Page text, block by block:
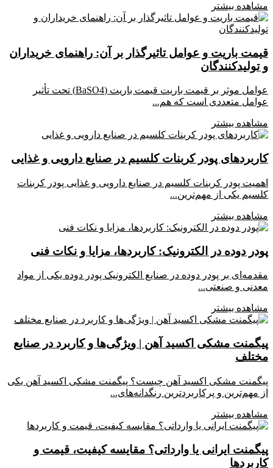
مشاهده بیشتر
قیمت باریت و عوامل تاثیرگذار بر آن: راهنمای خریداران
و تولیدکنندگان
عوامل موثر بر قیمت باریت قیمت باریت (BaSO4) تحت تأثیر
عوامل متعددی است که هم...
مشاهده بیشتر
کاربردهای پودر کربنات کلسیم در صنایع دارویی و غذایی
اهمیت پودر کربنات کلسیم در صنایع دارویی و غذایی پودر کربنات
کلسیم یکی از مهم‌ترین...
مشاهده بیشتر
پودر دوده در الکترونیک: کاربردها، مزایا و نکات فنی
مقدمه‌ای بر پودر دوده در صنایع الکترونیک پودر دوده یکی از مواد
معدنی و صنعتی...
مشاهده بیشتر
پیگمنت مشکی اکسید آهن | ویژگی‌ها و کاربرد در صنایع
مختلف
پیگمنت مشکی اکسید آهن چیست؟ پیگمنت مشکی اکسید آهن یکی
از مهم‌ترین و پرکاربردترین رنگدانه‌های...
مشاهده بیشتر
پیگمنت ایرانی یا وارداتی؟ مقایسه کیفیت، قیمت و
کاربردها